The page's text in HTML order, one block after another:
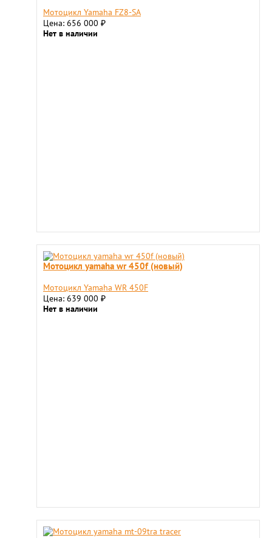
Мотоцикл Yamaha FZ8-SA
Цена: 656 000 ₽
Нет в наличии
Мотоцикл yamaha wr 450f (новый)
Мотоцикл Yamaha WR 450F
Цена: 639 000 ₽
Нет в наличии